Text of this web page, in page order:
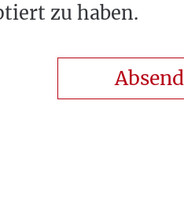
zu haben.